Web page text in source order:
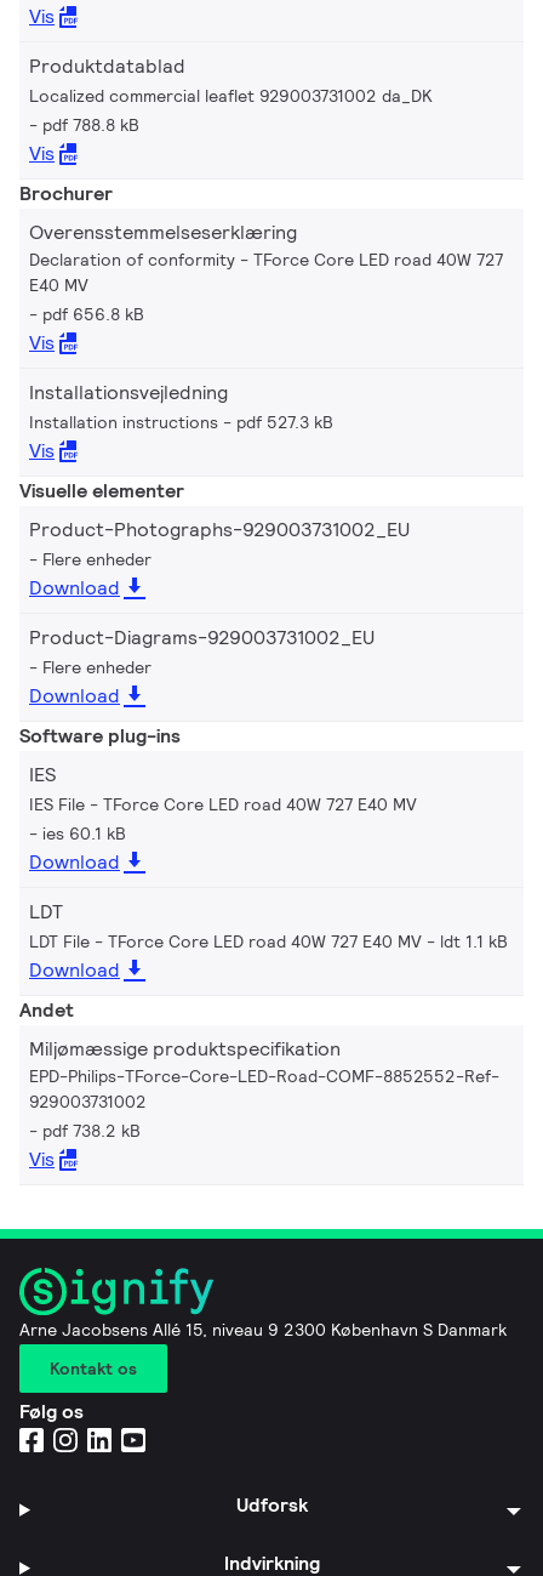
Vis
Produktdatablad
Localized commercial leaflet 929003731002 da_DK
pdf 788.8 kB
Vis
Brochurer
Overensstemmelseserklæring
Declaration of conformity - TForce Core LED road 40W 727
E40 MV
pdf 656.8 kB
Vis
Installationsvejledning
Installation instructions pdf 527.3 kB
Vis
Visuelle elementer
Product-Photographs-929003731002_EU
Flere enheder
Download
Product-Diagrams-929003731002_EU
Flere enheder
Download
Software plug-ins
IES
IES File - TForce Core LED road 40W 727 E40 MV
ies 60.1 kB
Download
LDT
LDT File - TForce Core LED road 40W 727 E40 MV ldt 1.1 kB
Download
Andet
Miljømæssige produktspecifikation
EPD-Philips-TForce-Core-LED-Road-COMF-8852552-Ref-
929003731002
pdf 738.2 kB
Vis
Arne Jacobsens Allé 15, niveau 9 2300 København S Danmark
Kontakt os
Følg os
Udforsk
Indvirkning